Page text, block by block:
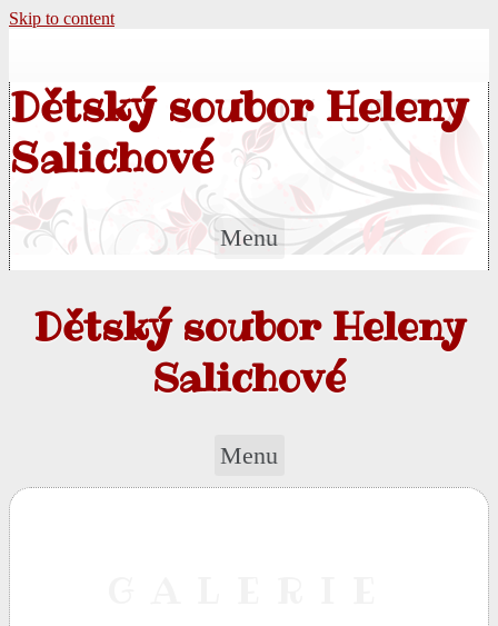
Skip to content
Dětský soubor Heleny
Salichové
Menu
Dětský soubor Heleny
Salichové
Menu